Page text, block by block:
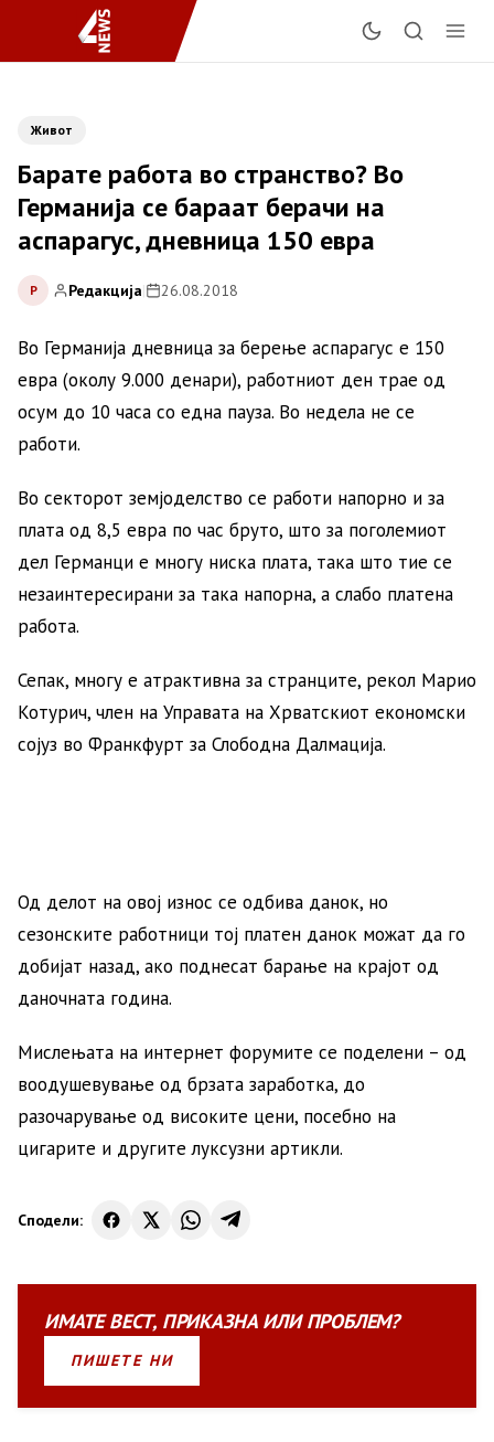
Живот
Барате работа во странство? Во
Германија се бараат берачи на
аспарагус, дневница 150 евра
Р Редакција| 26.08.2018
Во Германија дневница за берење аспарагус е 150
евра (околу 9.000 денари), работниот ден трае од
осум до 10 часа со една пауза. Во недела не се
работи.
Во секторот земјоделство се работи напорно и за
плата од 8,5 евра по час бруто, што за поголемиот
дел Германци е многу ниска плата, така што тие се
незаинтересирани за така напорна, а слабо платена
работа.
Сепак, многу е атрактивна за странците, рекол Марио
Котурич, член на Управата на Хрватскиот економски
сојуз во Франкфурт за Слободна Далмација.
Од делот на овој износ се одбива данок, но
сезонските работници тој платен данок можат да го
добијат назад, ако поднесат барање на крајот од
даночната година.
Мислењата на интернет форумите се поделени – од
воодушевување од брзата заработка, до
разочарување од високите цени, посебно на
цигарите и другите луксузни артикли.
Сподели:
ИМАТЕВЕСТ, ПРИКАЗНАИЛИПРОБЛЕМ?
ПИШЕТЕ НИ